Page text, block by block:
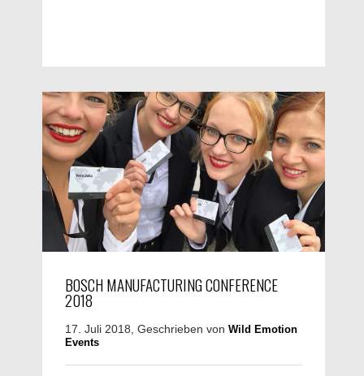
BOSCH MANUFACTURING CONFERENCE
2018
17. Juli 2018, Geschrieben von Wild Emotion
Events